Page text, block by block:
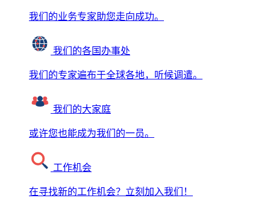
我们的业务专家助您走向成功。
我们的各国办事处
我们的专家遍布于全球各地，听候调遣。
我们的大家庭
或许您也能成为我们的一员。
工作机会
在寻找新的工作机会？立刻加入我们！